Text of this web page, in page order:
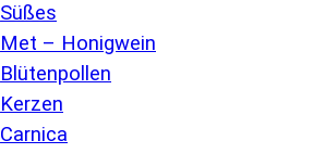
Süßes
Met – Honigwein
Blütenpollen
Kerzen
Carnica